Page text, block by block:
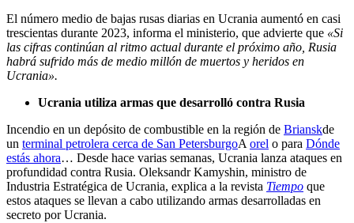
El número medio de bajas rusas diarias en Ucrania aumentó en casi
trescientas durante 2023, informa el ministerio, que advierte que «Si
las cifras continúan al ritmo actual durante el próximo año, Rusia
habrá sufrido más de medio millón de muertos y heridos en
Ucrania».
Ucrania utiliza armas que desarrolló contra Rusia
Incendio en un depósito de combustible en la región de Brianskde
un terminal petrolera cerca de San PetersburgoA orel o para Dónde
estás ahora… Desde hace varias semanas, Ucrania lanza ataques en
profundidad contra Rusia. Oleksandr Kamyshin, ministro de
Industria Estratégica de Ucrania, explica a la revista Tiempo que
estos ataques se llevan a cabo utilizando armas desarrolladas en
secreto por Ucrania.